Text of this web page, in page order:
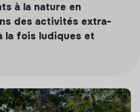
à la nature en
des activités extra-
la fois ludiques et